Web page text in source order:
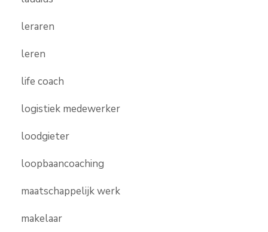
leraren
leren
life coach
logistiek medewerker
loodgieter
loopbaancoaching
maatschappelijk werk
makelaar